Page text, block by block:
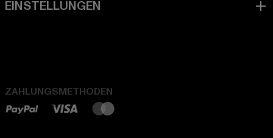
ZAHLUNGSMETHODEN